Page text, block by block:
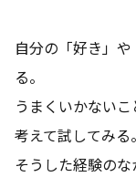
自分の「好き」
る。
うまくいかない
考えて試してみる。
そうした経験の